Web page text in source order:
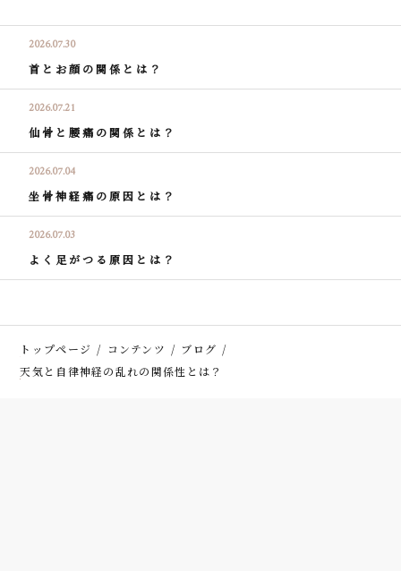
2026.07.30
首とお顔の関係とは？
2026.07.21
仙骨と腰痛の関係とは？
2026.07.04
坐骨神経痛の原因とは？
2026.07.03
よく足がつる原因とは？
トップページ コンテンツ
ブログ
天気と自律神経の乱れの関係性とは？